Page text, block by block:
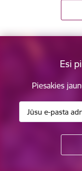
Esi
Piesakies